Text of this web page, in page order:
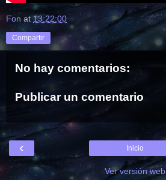
Fon at 13:22:00
Compartir
No hay comentarios:
Publicar un comentario
‹ Inicio
Ver versión web